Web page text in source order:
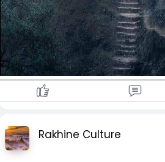
Rakhine Culture